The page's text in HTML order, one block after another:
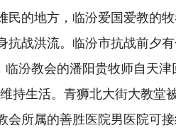
的地方，临汾爱国爱教的
战洪流。临汾市抗战前夕
汾教会的潘阳贵牧师自天津
持生活。青狮北大街大教堂
会所属的善胜医院男医院可